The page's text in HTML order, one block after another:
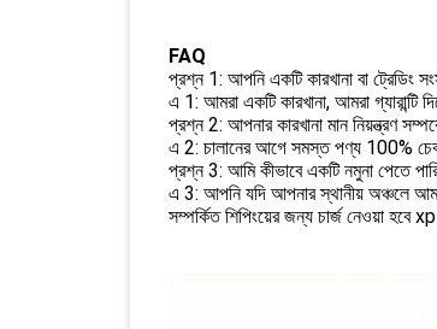
FAQ
প্রশ্ন 1: আপনি একটি কারখানা বা ট্রেডিং
এ 1: আমরা একটি কারখানা, আমরা গ্যারান্টি
প্রশ্ন 2: আপনার কারখানা মান নিয়ন্ত্রণ
এ 2: চালানের আগে সমস্ত পণ্য 100%
প্রশ্ন 3: আমি কীভাবে একটি নমুনা পেতে
এ 3: আপনি যদি আপনার স্থানীয় অঞ্চলে
সম্পর্কিত শিপিংয়ের জন্য চার্জ নেওয়া হবে